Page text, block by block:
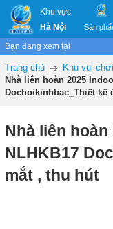
Khu vực
Hà Nội
Sản
Bạn đang xem tại
Trang chủ
Khu vui
Nhà liên hoàn 2025
Dochoikinhbac_Thiết kế
Nhà liên
NLHKB17
mắt , thu hút